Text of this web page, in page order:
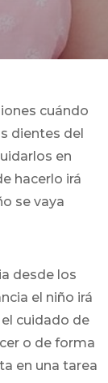
cuándo
dientes del
en
hacerlo irá
se vaya
desde los
el niño irá
cuidado de
o de forma
en una tarea